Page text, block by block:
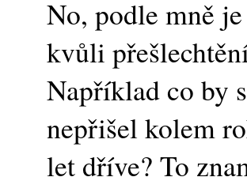
No, podle mně
kvůli
Například co by
nepřišel kolem
let dříve? To